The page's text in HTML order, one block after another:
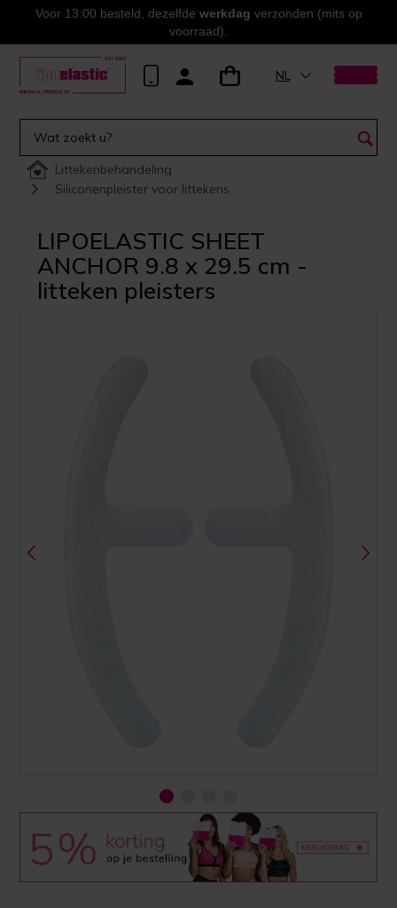
Voor 13:00 besteld, dezelfde werkdag verzonden (mits op
voorraad).
NL
Littekenbehandeling
Siliconenpleister voor littekens
LIPOELASTIC SHEET
ANCHOR 9.8 x 29.5 cm -
litteken pleisters